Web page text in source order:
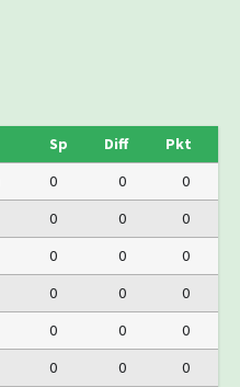
Sp Diff
Pkt
0 0
0
0 0
0
0 0
0
0 0
0
0 0
0
0 0
0